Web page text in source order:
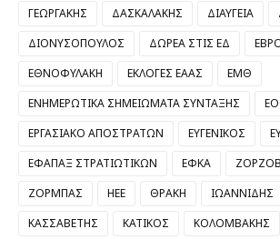
ΓΕΩΡΓΑΚΗΣ
ΔΑΣΚΑΛΑΚΗΣ ΔΙΑΥΓΕΙΑ
ΔΙΟΝΥΣΟΠΟΥΛΟΣ
ΔΩΡΕΑ ΣΤΙΣ ΕΔ
ΕΘΝΟΦΥΛΑΚΗ
ΕΚΛΟΓΕΣ ΕΑΑΣ
ΕΜΘ
ΕΝΗΜΕΡΩΤΙΚΑ ΣΗΜΕΙΩΜΑΤΑ ΣΥΝΤΑΞΗΣ
ΕΡΓΑΣΙΑΚΟ ΑΠΟΣΤΡΑΤΩΝ
ΕΥΓΕΝΙΚΟΣ
ΕΦΑΠΑΞ ΣΤΡΑΤΙΩΤΙΚΩΝ
ΕΦΚΑ
ΖΟΡΜΠΑΣ
ΗΕΕ ΘΡΑΚΗ ΙΩΑΝΝΙΔΗΣ
ΚΑΣΣΑΒΕΤΗΣ
ΚΑΤΙΚΟΣ ΚΟΛΟΜΒΑΚΗΣ